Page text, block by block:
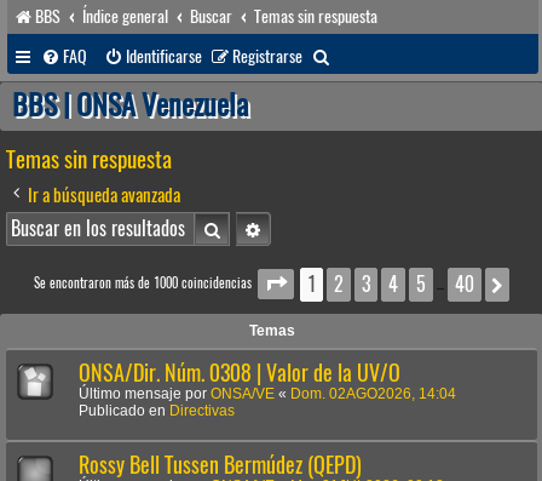
BBS Índice general Buscar
Temas sin respuesta
FAQ
Identificarse Registrarse
u
BBS | ONSA Venezuela
Temas sin respuesta
Ir a búsqueda avanzada
BuscarBúsqueda avanzada
Se encontraron más de 1000 coincidencias Página1 de 40
1 2 3 4 5 … 40
Temas
ONSA/Dir. Núm. 0308 | Valor de la UV/O
Último mensaje por ONSA/VE « Dom. 02AGO2026, 14:04
Publicado en Directivas
Rossy Bell Tussen Bermúdez (QEPD)